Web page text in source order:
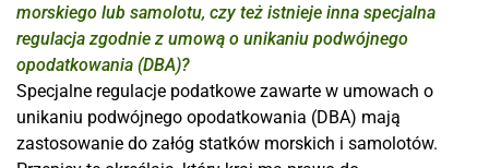
morskiego lub samolotu, czy też istnieje inna specjalna
regulacja zgodnie z umową o unikaniu podwójnego
opodatkowania (DBA)?
Specjalne regulacje podatkowe zawarte w umowach o
unikaniu podwójnego opodatkowania (DBA) mają
zastosowanie do załóg statków morskich i samolotów.